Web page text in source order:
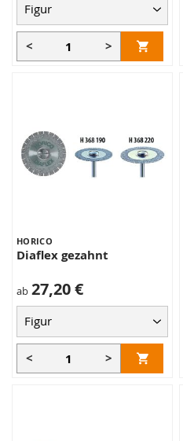
< >
HORICO
Diaflex gezahnt
ab 27,20 €
< >